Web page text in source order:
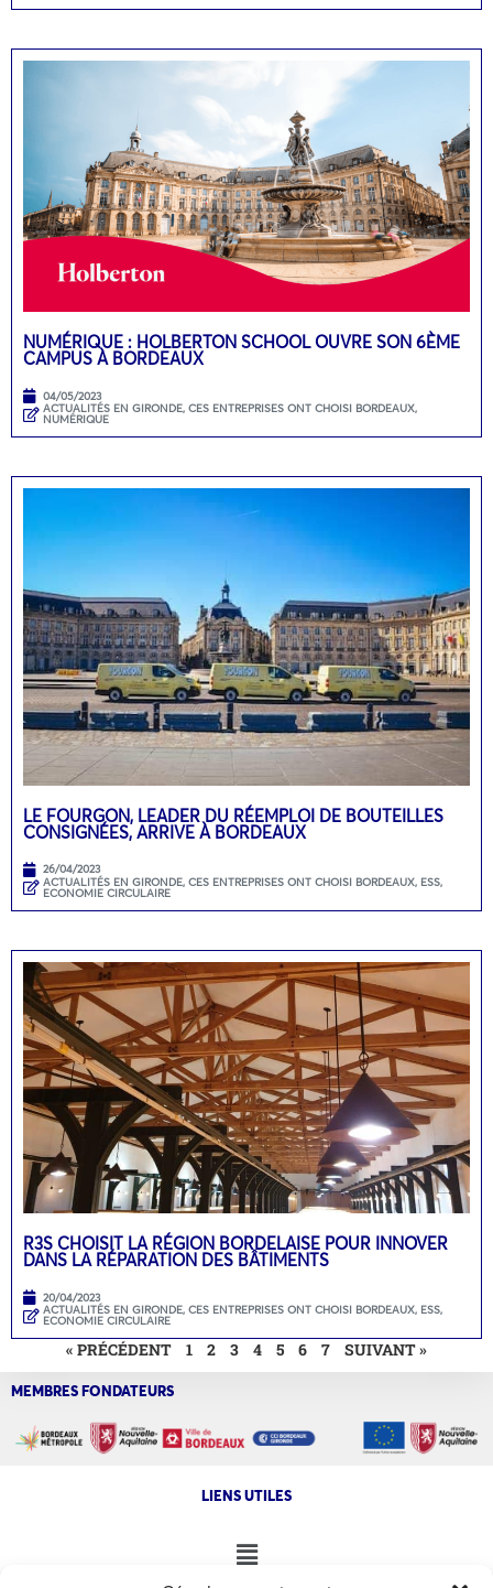
NUMÉRIQUE : HOLBERTON SCHOOL OUVRE SON 6ÈME
CAMPUS À BORDEAUX
04/05/2023
ACTUALITÉS EN GIRONDE, CES ENTREPRISES ONT CHOISI BORDEAUX,
NUMÉRIQUE
LE FOURGON, LEADER DU RÉEMPLOI DE BOUTEILLES
CONSIGNÉES, ARRIVE À BORDEAUX
26/04/2023
ACTUALITÉS EN GIRONDE, CES ENTREPRISES ONT CHOISI BORDEAUX, ESS,
ECONOMIE CIRCULAIRE
R3S CHOISIT LA RÉGION BORDELAISE POUR INNOVER
DANS LA RÉPARATION DES BÂTIMENTS
20/04/2023
ACTUALITÉS EN GIRONDE, CES ENTREPRISES ONT CHOISI BORDEAUX, ESS,
ECONOMIE CIRCULAIRE
« PRÉCÉDENT 1 2 3 4 5 6 7 SUIVANT »
MEMBRES FONDATEURS
LIENS UTILES